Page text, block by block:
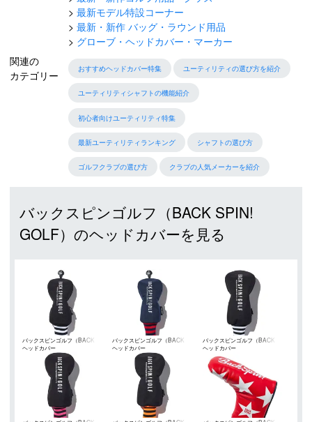
最新モデル特設コーナー
最新・新作 バッグ・ラウンド用品
グローブ・ヘッドカバー・マーカー
関連の
カテゴリー
おすすめヘッドカバー特集 ユーティリティの選び方を紹介
ユーティリティシャフトの機能紹介
初心者向けユーティリティ特集
最新ユーティリティランキング シャフトの選び方
ゴルフクラブの選び方 クラブの人気メーカーを紹介
バックスピンゴルフ（BACK SPIN!
GOLF）のヘッドカバーを見る
バックスピンゴルフ（BACK
SPIN! GOLF）
ヘッドカバー
バックスピンゴルフ（BACK
SPIN! GOLF）
ヘッドカバー
バックスピンゴルフ（BACK
SPIN! GOLF）
ヘッドカバー